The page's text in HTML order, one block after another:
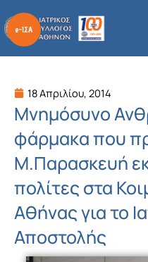
στο
περιεχόμενο
18 Απριλίου, 2014
Μνημόσυνο
φάρμακα που
Μ.Παρασκευή
πολίτες στα
Αθήνας για το
Αποστολής